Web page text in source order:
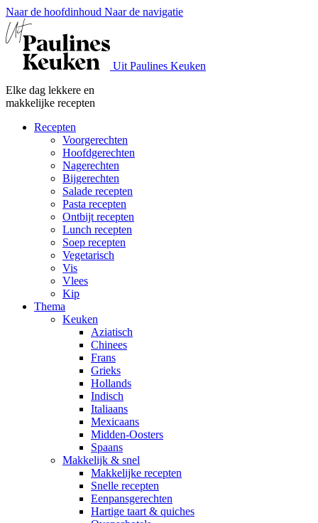
Naar de hoofdinhoud Naar de navigatie
Uit Paulines Keuken
Elke dag lekkere en
makkelijke recepten
Recepten
Voorgerechten
Hoofdgerechten
Nagerechten
Bijgerechten
Salade recepten
Pasta recepten
Ontbijt recepten
Lunch recepten
Soep recepten
Vegetarisch
Vis
Vlees
Kip
Thema
Keuken
Aziatisch
Chinees
Frans
Grieks
Hollands
Indisch
Italiaans
Mexicaans
Midden-Oosters
Spaans
Makkelijk & snel
Makkelijke recepten
Snelle recepten
Eenpansgerechten
Hartige taart & quiches